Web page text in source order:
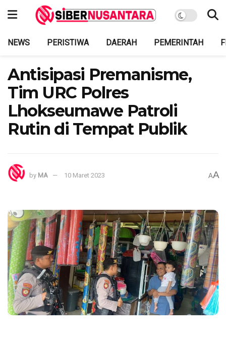
NEWS PERISTIWA DAERAH PEMERINTAH
Antisipasi Premanisme,
Tim URC Polres
Lhokseumawe Patroli
Rutin di Tempat Publik
by MA 10 Maret 2023 AA